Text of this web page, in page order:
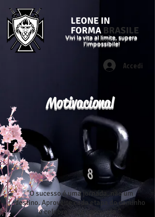
LEONE IN
FORMA BRASILE
Vivi la vita al limite, supera
l'impossibile!
Accedi
Motivacional
"O sucesso é uma jornada, não um
destino. Aproveite cada etapa do caminho
e celebre cada conquista."